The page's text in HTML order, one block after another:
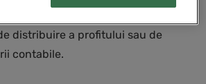
distribuire a profitului sau de
contabile.